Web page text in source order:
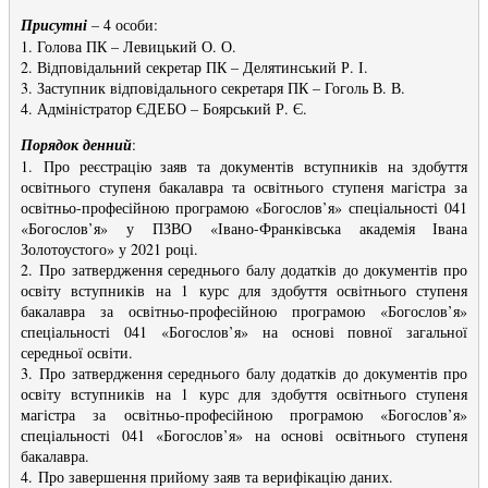
Присутні – 4 особи:
1. Голова ПК – Левицький О. О.
2. Відповідальний секретар ПК – Делятинський Р. І.
3. Заступник відповідального секретаря ПК – Гоголь В. В.
4. Адміністратор ЄДЕБО – Боярський Р. Є.
Порядок денний:
1. Про реєстрацію заяв та документів вступників на здобуття
освітнього ступеня бакалавра та освітнього ступеня магістра за
освітньо-професійною програмою «Богослов’я» спеціальності 041
«Богослов’я» у ПЗВО «Івано-Франківська академія Івана
Золотоустого» у 2021 році.
2. Про затвердження середнього балу додатків до документів про
освіту вступників на 1 курс для здобуття освітнього ступеня
бакалавра за освітньо-професійною програмою «Богослов’я»
спеціальності 041 «Богослов’я» на основі повної загальної
середньої освіти.
3. Про затвердження середнього балу додатків до документів про
освіту вступників на 1 курс для здобуття освітнього ступеня
магістра за освітньо-професійною програмою «Богослов’я»
спеціальності 041 «Богослов’я» на основі освітнього ступеня
бакалавра.
4. Про завершення прийому заяв та верифікацію даних.